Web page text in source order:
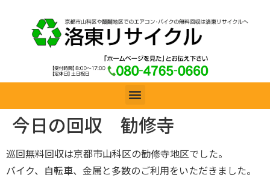
今日の回収 勧修寺
巡回無料回収は京都市山科区の勧修寺地区でした。
バイク、自転車、金属と多数のご利用をいただきました。